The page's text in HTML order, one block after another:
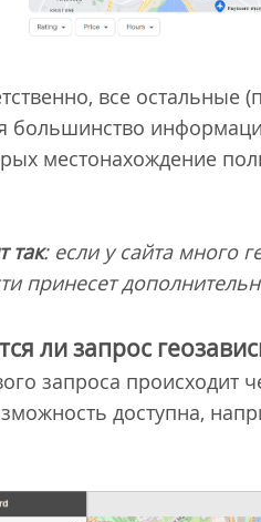
все
большинство
местонахождение
так: если у сайта много
принесет
ли запрос
запроса происходит
доступна,